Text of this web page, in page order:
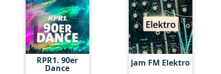
RPR1. 90er
Dance Jam FM Elektro